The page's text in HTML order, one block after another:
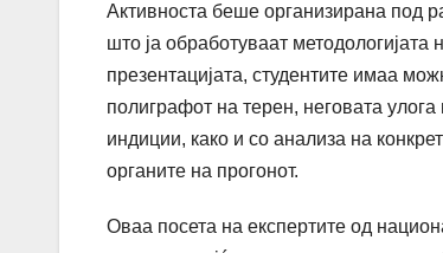
Активноста беше организирана под
што ја обработуваат
презентацијата, студентите имаа
полиграфот на терен, неговата
индиции, како и со анализа на
органите на прогонот.
Оваа посета на експертите од